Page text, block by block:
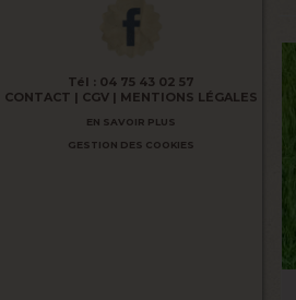
Tél : 04 75 43 02 57
CONTACT
CGV MENTIONS LÉGALES
EN SAVOIR PLUS
GESTION DES COOKIES